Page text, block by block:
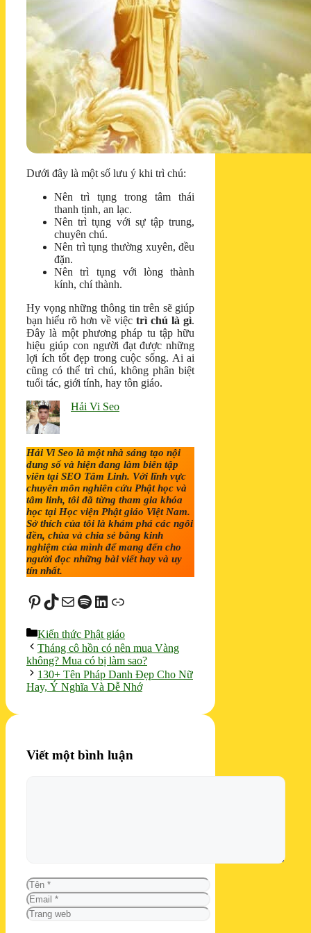
Dưới đây là một số lưu ý khi trì chú:
Nên trì tụng trong tâm thái
thanh tịnh, an lạc.
Nên trì tụng với sự tập trung,
chuyên chú.
Nên trì tụng thường xuyên, đều
đặn.
Nên trì tụng với lòng thành
kính, chí thành.
Hy vọng những thông tin trên sẽ giúp
bạn hiểu rõ hơn về việctrì chú là gì.
Đây là một phương pháp tu tập hữu
hiệu giúp con người đạt được những
lợi ích tốt đẹp trong cuộc sống. Ai ai
cũng có thể trì chú, không phân biệt
tuổi tác, giới tính, hay tôn giáo.
Hải Vi Seo
Hải Vi Seo là một nhà sáng tạo nội
dung số và hiện đang làm biên tập
viên tại SEO Tâm Linh. Với lĩnh vực
chuyên môn nghiên cứu Phật học và
tâm linh, tôi đã từng tham gia khóa
học tại Học viện Phật giáo Việt Nam.
Sở thích của tôi là khám phá các ngôi
đền, chùa và chia sẻ bằng kinh
nghiệm của mình để mang đến cho
người đọc những bài viết hay và uy
tín nhất.
Pinterest
TikTok
MailSpotify
LinkedIn
Liên kết
Danh
mục
Kiến thức Phật giáo
Tháng cô hồn có nên mua Vàng
không? Mua có bị làm sao?
130+ Tên Pháp Danh Đẹp Cho Nữ
Hay, Ý Nghĩa Và Dễ Nhớ
Viết một bình luận
Tên
Email
Trang